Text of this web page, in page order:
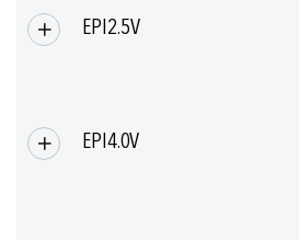
EPI2.5V
EPI4.0V